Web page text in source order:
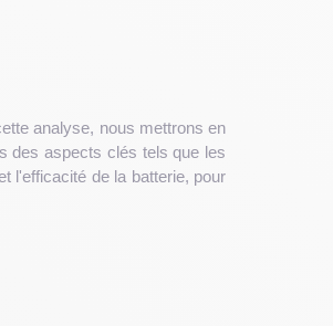
analyse, nous mettrons en
des aspects clés tels que les
l'efficacité de la batterie, pour